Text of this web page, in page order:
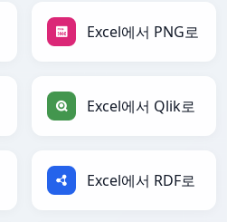
Excel에서 PNG로
Excel에서 Qlik로
Excel에서 RDF로